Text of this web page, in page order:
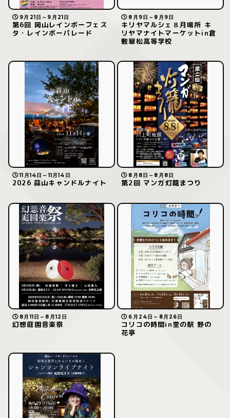
9月21日～9月21日
第6回 岡山レインボーフェス
タ・レインボーパレード
8月9日～8月9日
キリヤマルシェ８月場所 キ
リヤマナイトマーケットin倉
敷翠松高等学校
11月14日～11月14日
2026 蒜山キャンドルナイト
8月8日～8月8日
第2回 マンガ灯籠まつり
8月11日～8月12日
幻想庭園音楽祭
6月24日～8月26日
コリコの時間in里の駅 野の
花亭